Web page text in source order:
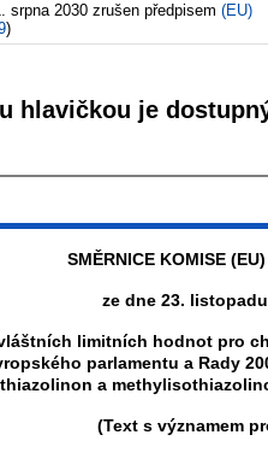
srpna 2030 zrušen předpisem (EU)
)
hlavičkou je
SMĚRNICE KOMISE
ze dne 23.
limitních hodnot pro
parlamentu a Rady
a
(Text s významem